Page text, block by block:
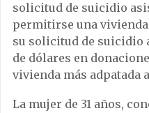
solicitud de suicidio
permitirse una vivienda
su solicitud de
de dólares en
vivienda más adpatada
La mujer de 31 años,